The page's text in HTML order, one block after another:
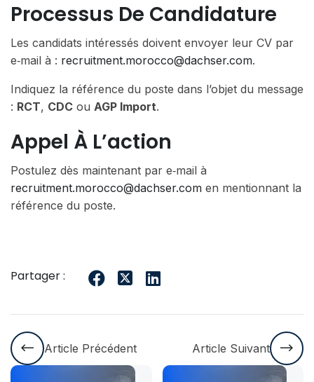
Processus De Candidature
Les candidats intéressés doivent envoyer leur CV par
e‑mail à : recruitment.morocco@dachser.com.
Indiquez la référence du poste dans l’objet du message
: RCT, CDC ou AGP Import.
Appel À L’action
Postulez dès maintenant par e‑mail à
recruitment.morocco@dachser.com en mentionnant la
référence du poste.
Partager :
Article Précédent Article Suivant